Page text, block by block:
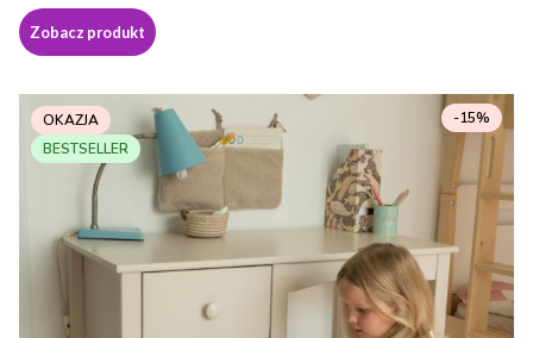
Zobacz produkt
OKAZJA
BESTSELLER
-15%